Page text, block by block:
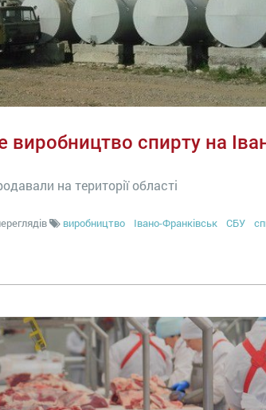
виробництво спирту на
на території області
виробництво Івано-Франківськ СБУ